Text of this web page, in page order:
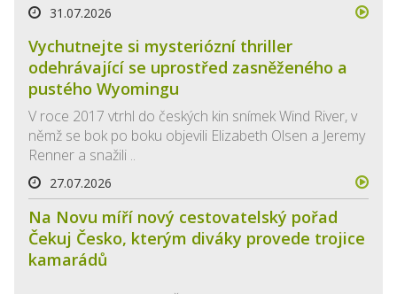
31.07.2026
Vychutnejte si mysteriózní thriller
odehrávající se uprostřed zasněženého a
pustého Wyomingu
V roce 2017 vtrhl do českých kin snímek Wind River, v
němž se bok po boku objevili Elizabeth Olsen a Jeremy
Renner a snažili ..
27.07.2026
Na Novu míří nový cestovatelský pořad
Čekuj Česko, kterým diváky provede trojice
kamarádů